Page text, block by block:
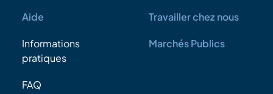
Aide
Informations
pratiques
FAQ
Travailler chez nous
Marchés Publics